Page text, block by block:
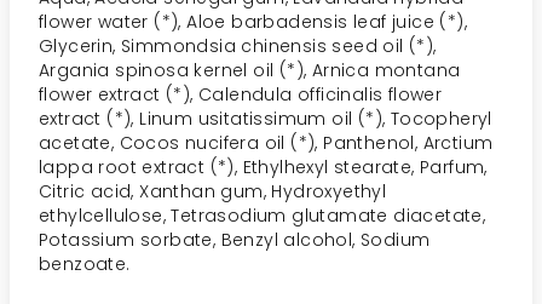
flower water (*), Aloe barbadensis leaf juice (*),
Glycerin, Simmondsia chinensis seed oil (*),
Argania spinosa kernel oil (*), Arnica montana
flower extract (*), Calendula officinalis flower
extract (*), Linum usitatissimum oil (*), Tocopheryl
acetate, Cocos nucifera oil (*), Panthenol, Arctium
lappa root extract (*), Ethylhexyl stearate, Parfum,
Citric acid, Xanthan gum, Hydroxyethyl
ethylcellulose, Tetrasodium glutamate diacetate,
Potassium sorbate, Benzyl alcohol, Sodium
benzoate.